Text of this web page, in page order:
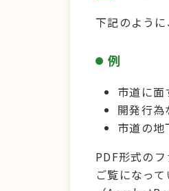
下記のよう
例
市道に面
開発行為
市道の地
PDF形式の
ご覧になっ